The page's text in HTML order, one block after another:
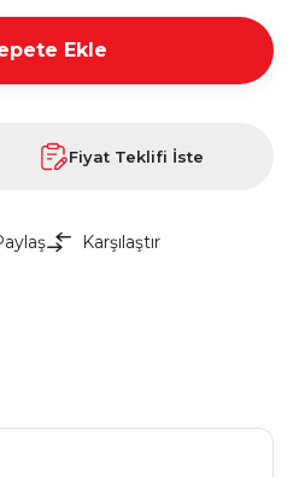
Ekle
Fiyat Teklifi İste
Karşılaştır